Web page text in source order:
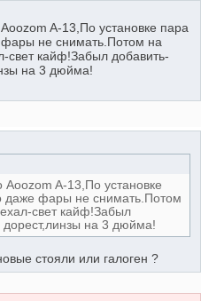
A-13,По установке пара
не снимать.Потом на
свет кайф!Забыл добавить-
на 3 дюйма!
Aoozom A-13,По установке
даже фары не снимать.Потом
свет кайф!Забыл
на 3 дюйма!
стояли или галоген ?